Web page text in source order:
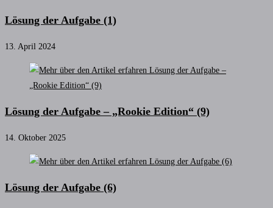
Lösung der Aufgabe (1)
13. April 2024
Lösung der Aufgabe – „Rookie Edition“ (9)
14. Oktober 2025
Lösung der Aufgabe (6)